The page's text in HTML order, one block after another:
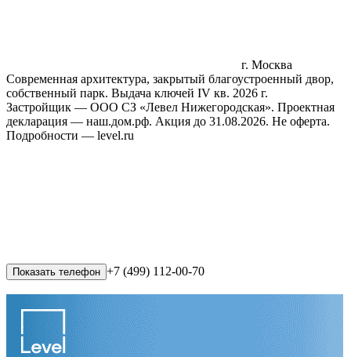
г. Москва
Современная архитектура, закрытый благоустроенный двор,
собственный парк. Выдача ключей IV кв. 2026 г.
Застройщик — ООО СЗ «Левел Нижегородская». Проектная
декларация — наш.дом.рф. Акция до 31.08.2026. Не оферта.
Подробности — level.ru
Показать телефон +7 (499) 112-00-70